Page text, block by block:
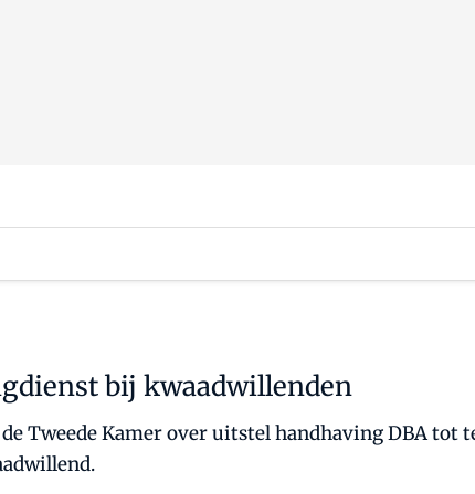
bij kwaadwillenden
Tweede Kamer over uitstel handhaving DBA tot